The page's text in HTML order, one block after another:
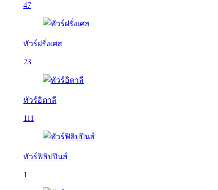
47
ทัวร์ฝรั่งเศส
23
ทัวร์อิตาลี
111
ทัวร์ฟิลิปปินส์
1